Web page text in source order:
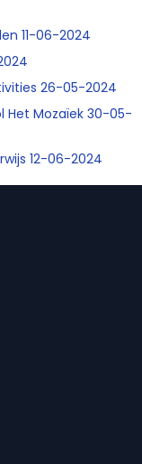
11-06-2024
26-05-2024
Het Mozaïek 30-05-
12-06-2024